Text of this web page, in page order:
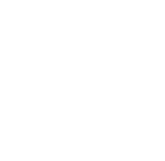
PRAESENT